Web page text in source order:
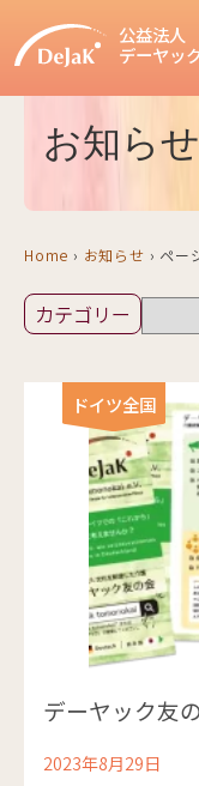
公益法人
デーヤッ
お知ら
Home › お知らせ › ペー
ドイツ全国
デーヤック友
2023年8月29日